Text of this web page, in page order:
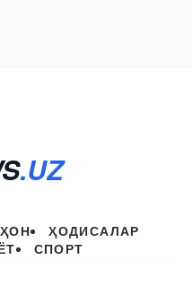
.UZ
ҲОДИСАЛАР
СПОРТ